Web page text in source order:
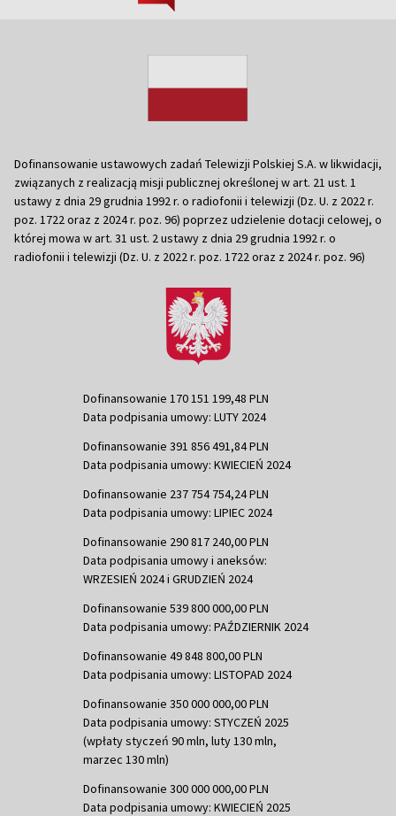
Dofinansowanie ustawowych zadań Telewizji Polskiej S.A. w likwidacji,
związanych z realizacją misji publicznej określonej w art. 21 ust. 1
ustawy z dnia 29 grudnia 1992 r. o radiofonii i telewizji (Dz. U. z 2022 r.
poz. 1722 oraz z 2024 r. poz. 96) poprzez udzielenie dotacji celowej, o
której mowa w art. 31 ust. 2 ustawy z dnia 29 grudnia 1992 r. o
radiofonii i telewizji (Dz. U. z 2022 r. poz. 1722 oraz z 2024 r. poz. 96)
Dofinansowanie 170 151 199,48 PLN
Data podpisania umowy: LUTY 2024
Dofinansowanie 391 856 491,84 PLN
Data podpisania umowy: KWIECIEŃ 2024
Dofinansowanie 237 754 754,24 PLN
Data podpisania umowy: LIPIEC 2024
Dofinansowanie 290 817 240,00 PLN
Data podpisania umowy i aneksów:
WRZESIEŃ 2024 i GRUDZIEŃ 2024
Dofinansowanie 539 800 000,00 PLN
Data podpisania umowy: PAŹDZIERNIK 2024
Dofinansowanie 49 848 800,00 PLN
Data podpisania umowy: LISTOPAD 2024
Dofinansowanie 350 000 000,00 PLN
Data podpisania umowy: STYCZEŃ 2025
(wpłaty styczeń 90 mln, luty 130 mln,
marzec 130 mln)
Dofinansowanie 300 000 000,00 PLN
Data podpisania umowy: KWIECIEŃ 2025